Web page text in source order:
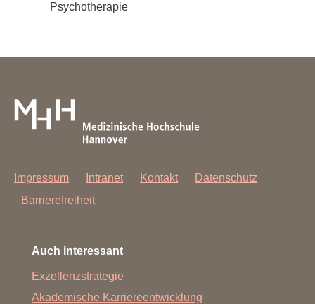
Psychotherapie
Impressum Intranet Kontakt
Datenschutz
Barrierefreiheit
Auch interessant
Exzellenzstrategie
Akademische Karriereentwicklung